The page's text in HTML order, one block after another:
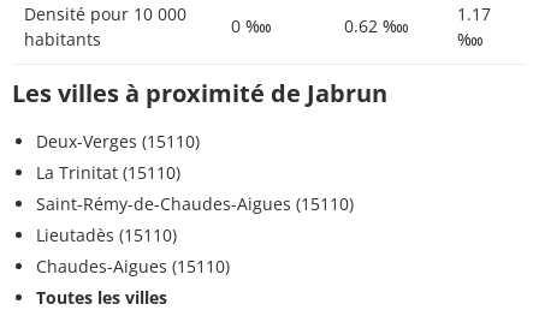
Densité pour 10 000
habitants
0 ‱ 0.62 ‱
1.17
‱
Les villes à proximité de Jabrun
Deux-Verges (15110)
La Trinitat (15110)
Saint-Rémy-de-Chaudes-Aigues (15110)
Lieutadès (15110)
Chaudes-Aigues (15110)
Toutes les villes